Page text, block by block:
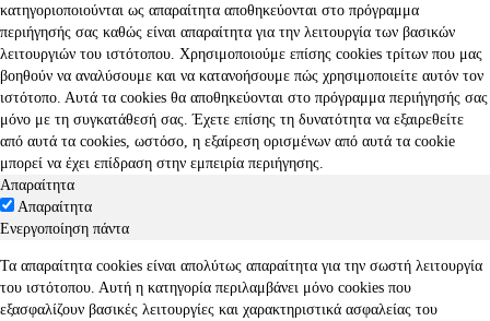
κατηγοριοποιούνται ως απαραίτητα αποθηκεύονται στο πρόγραμμα
περιήγησής σας καθώς είναι απαραίτητα για την λειτουργία των βασικών
λειτουργιών του ιστότοπου. Χρησιμοποιούμε επίσης cookies τρίτων που μας
βοηθούν να αναλύσουμε και να κατανοήσουμε πώς χρησιμοποιείτε αυτόν τον
ιστότοπο. Αυτά τα cookies θα αποθηκεύονται στο πρόγραμμα περιήγησής σας
μόνο με τη συγκατάθεσή σας. Έχετε επίσης τη δυνατότητα να εξαιρεθείτε
από αυτά τα cookies, ωστόσο, η εξαίρεση ορισμένων από αυτά τα cookie
μπορεί να έχει επίδραση στην εμπειρία περιήγησης.
Απαραίτητα
Απαραίτητα
Ενεργοποίηση πάντα
Τα απαραίτητα cookies είναι απολύτως απαραίτητα για την σωστή λειτουργία
του ιστότοπου. Αυτή η κατηγορία περιλαμβάνει μόνο cookies που
εξασφαλίζουν βασικές λειτουργίες και χαρακτηριστικά ασφαλείας του